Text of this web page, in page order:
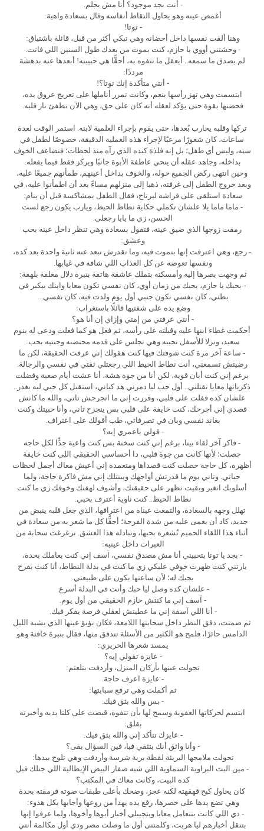
- أنت بجد موجود؟ أنا مش بحلم.
أغمض عينه وهو يحاول التقاط أنفاسه وقال بسعادة واهية:
- توتا!
وهنا ألقت نفسها داخل أحضانه وهي تبكي أكثر من قبل، قائلة باشتياق:
- وحشتني أووي يا حازم، كنت بموت من بعدك طول السنين اللي فاتت.
لم يصدق ما سمعه.. أيعقل ما تتفوه به، أحقًّا هي حبيبته! أبعدها عنه بدهشة
مرددًا:
- أنتي متأكدة إنك توتا؟!
ابتسمت وهي تهز رأسها بنعم، وكانت تمرر أناملها على تعريج عروق يده،
فحضنها بقوة حتى يؤكد لعقله أنه كان على حق، وهي الآن تطفئ نار قلبه.
تركها وقلبه يحارب بُعدها، حتى يقوم بإجراء العلمية لابنه. استمر الوقت لعدة
ساعات، كان شعورًا مرعبًا لإجراء هذه العملية الدقيقة، خصوصًا لطفل في
سنه، وليس أي طفل؛ بل إنه فلذة كبده الذي رآه منذ لحظات؛ فتضاعف الخوف
بداخله، وجاهد عقله أن ينحي عاطفة الأبوة جانبًا ويركز فقط فيما يفعله.
وحين انتهى ركض الجميع حوله، والخوف بداخل أعينهم، طمأنهم جميعًا عليه،
وبعد خروج الطفل إلى غرفته، ذهبا إلى منزلهم مساءً بعد أن اطمأنوا عليه، في
سعادة استلقى على فراشه ليرتاح، فقال الطفل بمشاكسة قبل أن ينام:
- ماما ماما يلا علشان تكملي حكاية نطاط الحيط، ويارب يكون رجع لست
الحسن، زي ما بابا رجعلي.
رمقت زوجها الذي ضيق عينه، فتقول بسعادة وهي تنظر داخل عينه بحب
وعشق:
- رجع، وهي اعترفت إنها بتموت فيه، وما تقدرش تبعد عنه ثانية واحدة بعد كده،
ونفسها تعوضه عن كل العذاب اللي شافه في غيابها.
ثم وجهت بصرها إليه وأمسكته بتملك عاشقة هاتفة بنبرة دلال مغلفة بلهفة:
- بحبك يا حازم، بحبك من زمان أوي، كان نفسي تكون معايا وابنك بيكبر في
بطني، كان نفسي تكون جنبي أول يوم ولدت فيه، كان نفسي...
وضع يده على شفتيها قائلًا باستغراب:
- أنتي عرفتي من إمتي وإزاي إن أنا هو؟
أحكمت غطاء ابنها عليه وقبلته على رأسه، ثم فعل هو كما فعلت ودعى له بنوم
سعيد، ونزلا للأسفل تجيبه وهي تجلس على قدمه محتضنه وجنتيه بحب:
- ساعة آخر مرة كنت شوفتك فيها كنت هقولك إني عرفت الحقيقة، لكن ما
رضيتش تسمعني، أنت نطاط الحيط اللي رجعتلي ثقتي في نفسي والرجالة.
برغم إني كنت أبان قوية، لكن أنا من جوة هشة، أنا عشت أيام صعبة وفضلت
ذكرياتها معايا تقتلني.. أول حب ليا دمرني هد كياني، استقبل كل حبي ليه بغدر..
علشان كده قفلت على قلبي، وقررت إني ما اتجرحش تاني، والله ما كانش
قصدي إني أجرحك، كنت خايفة على قلبي بس ينجرح تاني، وأنا حبيتك وكنت
بعاند نفسي وبان في تصرفاتي، طب أقولك على اعتراف.
- قولي ياعمري إيه؟
- فاكر آخر لقاء بينا، برغم إني كنت سخنة بس كنت واعية جدًّا لكل حاجه
حصلت؛ لأنها كانت من جوة قلبي، دا أحساسي الحقيقي اللي كنت خايفة
أظهره، كل حاجة حصلت كنت قصداها ومتعمدة إني أعيش معاك أجمل لحظات
حياتي. وتاني يوم ما قدرتش أواجهك وبينتلك إني مش فاكرة حاجة، ولما
أسلوبك اتغير وبقيت تظهر على حقيقتك، وأشوف لهفتك وخوفك زي ما كنت
نطاط الحيط.. كنت ناوية أعترف بحبي.
تهلل وجهه بالسعادة، والتمعت عيناه من اعترافها، الذي جعل قلبه ينبض من
جديد، كاد أن يغمى عليه من شدة الفرحة؛ أحقًّا كل ما شعر به من سعادة في
أثناء هذا اللقاء الحميم تُشعره بحبها، وتبادله هذا العشق. ترغرغت سحابة من
العبرات داخل عينيه:
- بجد يا توتا بتحبيني أنا مش مصدق نفسي، آسف إني كنت بعاملك بحدة،
يارتني كنت ظهرت خوفي عليكي زي ما كنت في بدلة النطاط، أنا كنت بفرح
بحبك له؛ لأن ساعتها بكون على طبيعتي.
- علشان كده وصل ليا حبك وأنت في البدلة أسرع.
- آسف إني ما كنتش حازم الحقيقي من أول يوم.
- أنا اللي آسفة إني ما عطيتش لعقلي فرصة يفكر فيك.
ثم صمتت، دقق النظر داخل سحابتها اللامعة، فكان بؤبؤ عينها الذي يشبه الليل
الدامس حائرًا، فلمح هو الكثير من الأسئلة تتدفق منها، فقال بنبرة خافتة وهو
يمسد شعرها الحريري:
- عايزة تقولي إيه؟
تجولت عينها بأركان المنزل، وأردفت بتلعثم:
- عايزة اعرف حاجة.
ثم أكملت وهي ترفع سبابتها:
- بس والله بثق فيك.
ابتسم لحركاتها العفوية وسمح لها بأن تتفوه، قبضت على كلتا يديه وأخبرته
بقلق:
- عايزك تتأكد إني والله بثق فيك.
- وأنا واثق أنك بتثقي فيا، فين السؤال بقى؟
تحولت ملامحها البريئة لقطة برية شرسة وأردفت وهي تلوح بيدها:
- مين البت البراوية السماوية اللي شبه صفار البيض الإيطالية اللي جتلك قبل
كده البيت، وكانت معاك في المكتب؟
كان يحاول كبح قهقهته لكنه عجز، وضحك بأعلى طبقات صوته فرمقته بحدة
وهي تضع يدها على خصرها، رفع يده يهدأ من روعها وأجابها بكل هدوء:
- دي اللي كانت بتتعامل معايا وبتجيبلي أخبار أبوها وأخوها، ولما عرفوا إنها
بتنقل أخبارهم ليا هربت، وكلمتنى أول ما وصلت مصر ودي أول مكالمة أنتي